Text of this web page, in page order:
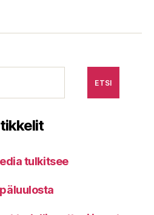
ETSI
tulkitsee